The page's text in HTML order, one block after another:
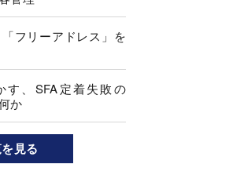
フリーアドレス」を
す、SFA定着失敗の
か
見る